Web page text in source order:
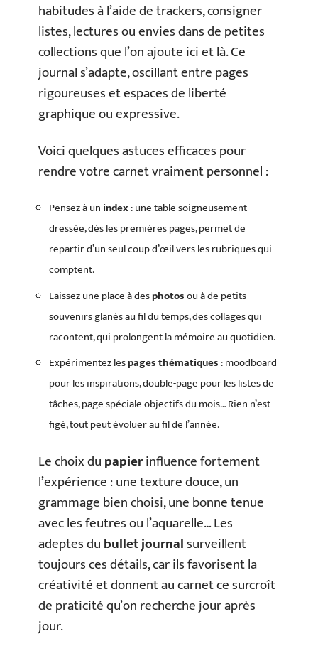
habitudes à l’aide de trackers, consigner
listes, lectures ou envies dans de petites
collections que l’on ajoute ici et là. Ce
journal s’adapte, oscillant entre pages
rigoureuses et espaces de liberté
graphique ou expressive.
Voici quelques astuces efficaces pour
rendre votre carnet vraiment personnel :
Pensez à un index: une table soigneusement
dressée, dès les premières pages, permet de
repartir d’un seul coup d’œil vers les rubriques qui
comptent.
Laissez une place à desphotosou à de petits
souvenirs glanés au fil du temps, des collages qui
racontent, qui prolongent la mémoire au quotidien.
Expérimentez lespages thématiques: moodboard
pour les inspirations, double-page pour les listes de
tâches, page spéciale objectifs du mois… Rien n’est
figé, tout peut évoluer au fil de l’année.
Le choix dupapierinfluence fortement
l’expérience : une texture douce, un
grammage bien choisi, une bonne tenue
avec les feutres ou l’aquarelle… Les
adeptes dubullet journalsurveillent
toujours ces détails, car ils favorisent la
créativité et donnent au carnet ce surcroît
de praticité qu’on recherche jour après
jour.